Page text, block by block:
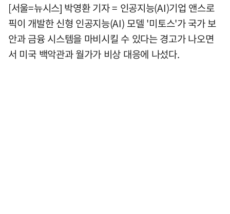
[서울=뉴시스] 박영환 기자 = 인공지능(AI)기업 앤스로
픽이 개발한 신형 인공지능(AI) 모델 '미토스'가 국가 보
안과 금융 시스템을 마비시킬 수 있다는 경고가 나오면
서 미국 백악관과 월가가 비상 대응에 나섰다.